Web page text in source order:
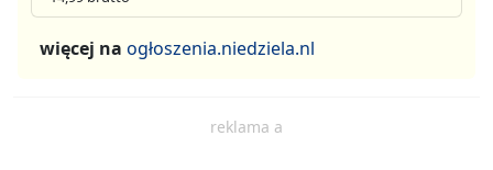
więcej na ogłoszenia.niedziela.nl
reklama a